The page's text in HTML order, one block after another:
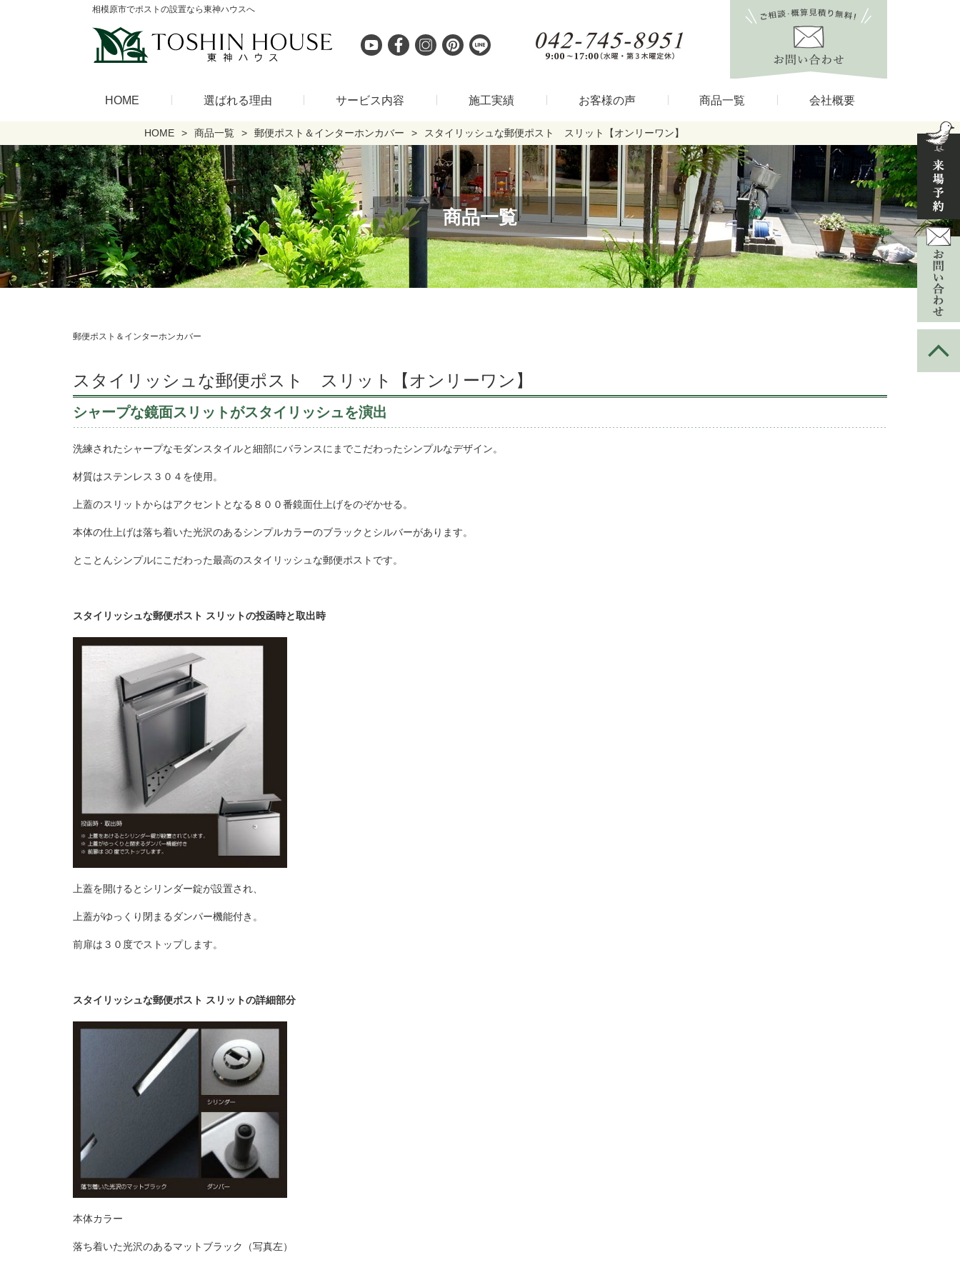
相模原市でポストの設置なら東神ハウスへ
HOME 選ばれる理由 サービス内容 施工実績 お客様の声 商品一覧 会社概要
HOME 商品一覧 郵便ポスト＆インターホンカバー スタイリッシュな郵便ポスト スリット【オンリーワン】
商品一覧
郵便ポスト＆インターホンカバー
スタイリッシュな郵便ポスト スリット【オンリーワン】
シャープな鏡面スリットがスタイリッシュを演出
洗練されたシャープなモダンスタイルと細部にバランスにまでこだわったシンプルなデザイン。
材質はステンレス３０４を使用。
上蓋のスリットからはアクセントとなる８００番鏡面仕上げをのぞかせる。
本体の仕上げは落ち着いた光沢のあるシンプルカラーのブラックとシルバーがあります。
とことんシンプルにこだわった最高のスタイリッシュな郵便ポストです。
スタイリッシュな郵便ポスト スリットの投函時と取出時
上蓋を開けるとシリンダー錠が設置され、
上蓋がゆっくり閉まるダンパー機能付き。
前扉は３０度でストップします。
スタイリッシュな郵便ポスト スリットの詳細部分
本体カラー
落ち着いた光沢のあるマットブラック（写真左）